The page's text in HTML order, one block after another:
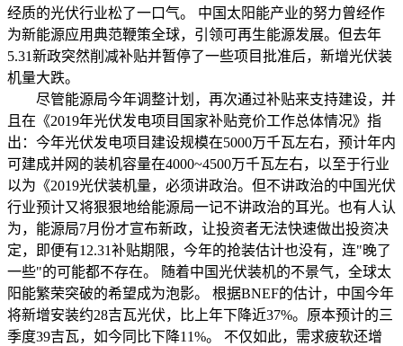
经质的光伏行业松了一口气。 中国太阳能产业的努力曾经作
为新能源应用典范鞭策全球，引领可再生能源发展。但去年
5.31新政突然削减补贴并暂停了一些项目批准后，新增光伏装
机量大跌。
尽管能源局今年调整计划，再次通过补贴来支持建设，并
且在《2019年光伏发电项目国家补贴竞价工作总体情况》指
出：今年光伏发电项目建设规模在5000万千瓦左右，预计年内
可建成并网的装机容量在4000~4500万千瓦左右，以至于行业
以为《2019光伏装机量，必须讲政治。但不讲政治的中国光伏
行业预计又将狠狠地给能源局一记不讲政治的耳光。也有人认
为，能源局7月份才宣布新政，让投资者无法快速做出投资决
定，即便有12.31补贴期限，今年的抢装估计也没有，连"晚了
一些"的可能都不存在。 随着中国光伏装机的不景气，全球太
阳能繁荣突破的希望成为泡影。 根据BNEF的估计，中国今年
将新增安装约28吉瓦光伏，比上年下降近37%。原本预计的三
季度39吉瓦，如今同比下降11%。 不仅如此，需求疲软还增